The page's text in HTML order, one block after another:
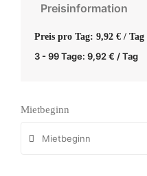
Preisinformation
Preis pro Tag: 9,92 € / Tag
3 - 99 Tage: 9,92€ / Tag
Mietbeginn